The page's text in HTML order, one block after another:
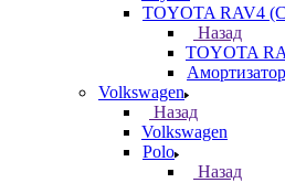
TOYOTA RAV4
Назад
TOYOTA
Volkswagen
Назад
Volkswagen
Polo
Назад